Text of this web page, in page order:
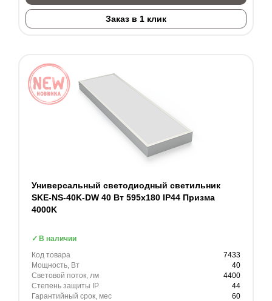
Заказ в 1 клик
Универсальный светодиодный светильник
SKE-NS-40K-DW 40 Вт 595x180 IP44 Призма
4000K
В наличии
Код товара
7433
Мощность, Вт
40
Световой поток, лм
4400
Степень защиты IP
44
Гарантийный срок, мес
60